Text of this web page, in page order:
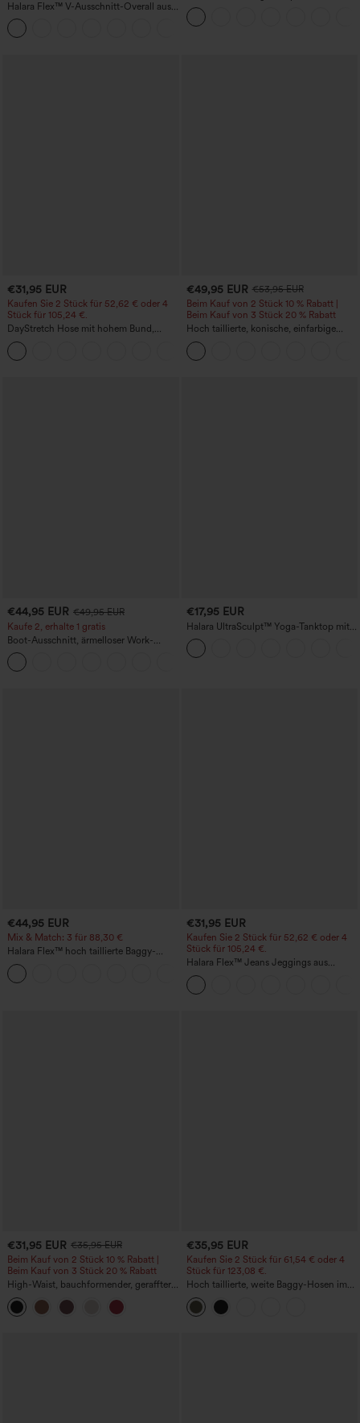
Halara Flex™ V-Ausschnitt-Overall aus
gewaschenem Denim mit Taschen –
lässig
Daumenloch, geschwungener Saum
(High-Low), schnell trocknend – Yoga-
Sporttop mit integriertem BH
€31,95 EUR
Kaufen Sie 2 Stück für 52,62 € oder 4
Stück für 105,24 €.
DayStretch Hose mit hohem Bund,
Barrel-Leg und Taschen
€49,95 EUR €53,95 EUR
Beim Kauf von 2 Stück 10 % Rabatt |
Beim Kauf von 3 Stück 20 % Rabatt
Hoch taillierte, konische, einfarbige
Anzughose mit Seitentaschen
€44,95 EUR €49,95 EUR
Kaufe 2, erhalte 1 gratis
Boot-Ausschnitt, ärmelloser Work-
Jumpsuit mit seitlicher Bindung,
kühlender Cool-Touch-Effekt, gestreift
und mit Taschen – Easy Peezy Edition
€17,95 EUR
Halara UltraSculpt™ Yoga-Tanktop mit
doppelten Trägern und gedrehtem
Rückendesign
€44,95 EUR
Mix & Match: 3 für 88,30 €
Halara Flex™ hoch taillierte Baggy-
Jeans mit Taschen, weitem Bein,
stonewashed, lässig
€31,95 EUR
Kaufen Sie 2 Stück für 52,62 € oder 4
Stück für 105,24 €.
Halara Flex™ Jeans Jeggings aus
elastischem Strick-Denim mit hohem
Bund und Gesäßtaschen
€31,95 EUR €35,95 EUR
Beim Kauf von 2 Stück 10 % Rabatt |
Beim Kauf von 3 Stück 20 % Rabatt
High-Waist, bauchformender, geraffter
Midirock mit geschwungenem Saum, 2-
in-1 Fleece/PU, lässig
€35,95 EUR
Kaufen Sie 2 Stück für 61,54 € oder 4
Stück für 123,08 €.
Hoch taillierte, weite Baggy-Hosen im
Casual-Stil mit Taschen